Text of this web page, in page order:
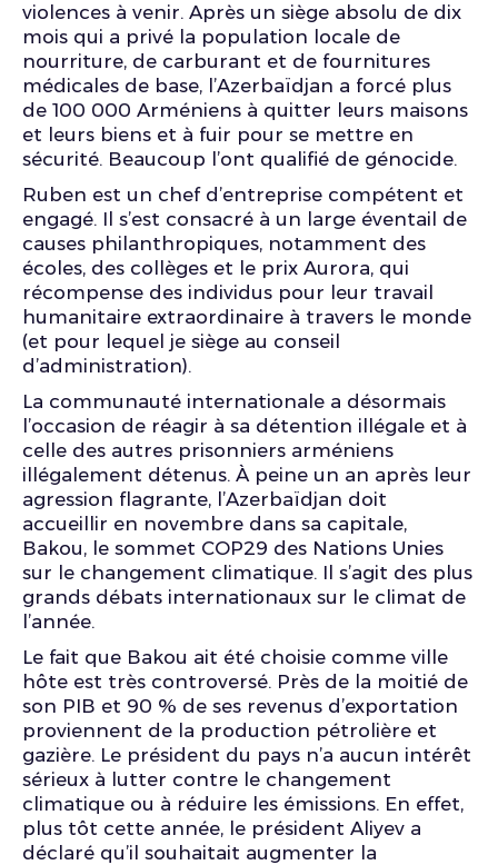
violences à venir. Après un siège absolu de dix
mois qui a privé la population locale de
nourriture, de carburant et de fournitures
médicales de base, l’Azerbaïdjan a forcé plus
de 100 000 Arméniens à quitter leurs maisons
et leurs biens et à fuir pour se mettre en
sécurité. Beaucoup l’ont qualifié de génocide.
Ruben est un chef d’entreprise compétent et
engagé. Il s’est consacré à un large éventail de
causes philanthropiques, notamment des
écoles, des collèges et le prix Aurora, qui
récompense des individus pour leur travail
humanitaire extraordinaire à travers le monde
(et pour lequel je siège au conseil
d’administration).
La communauté internationale a désormais
l’occasion de réagir à sa détention illégale et à
celle des autres prisonniers arméniens
illégalement détenus. À peine un an après leur
agression flagrante, l’Azerbaïdjan doit
accueillir en novembre dans sa capitale,
Bakou, le sommet COP29 des Nations Unies
sur le changement climatique. Il s’agit des plus
grands débats internationaux sur le climat de
l’année.
Le fait que Bakou ait été choisie comme ville
hôte est très controversé. Près de la moitié de
son PIB et 90 % de ses revenus d’exportation
proviennent de la production pétrolière et
gazière. Le président du pays n’a aucun intérêt
sérieux à lutter contre le changement
climatique ou à réduire les émissions. En effet,
plus tôt cette année, le président Aliyev a
déclaré qu’il souhaitait augmenter la